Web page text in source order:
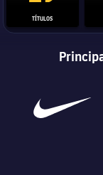
TÍTULOS